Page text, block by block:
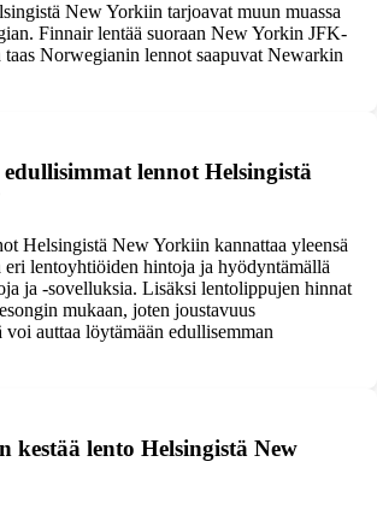
New Yorkiin tarjoavat muun muassa
Finnair lentää suoraan New Yorkin JFK-
Norwegianin lennot saapuvat Newarkin
lennot Helsingistä
Helsingistä New Yorkiin kannattaa yleensä
eri lentoyhtiöiden hintoja ja hyödyntämällä
ja -sovelluksia. Lisäksi lentolippujen hinnat
mukaan, joten joustavuus
voi auttaa löytämään edullisemman
kestää lento Helsingistä New